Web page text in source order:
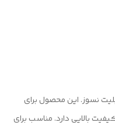
نسوز. این محصول برای
بالایی دارد. مناسب برای